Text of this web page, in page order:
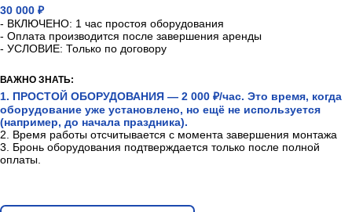
30 000 ₽
- ВКЛЮЧЕНО: 1 час простоя оборудования
- Оплата производится после завершения аренды
- УСЛОВИЕ: Только по договору
ВАЖНО ЗНАТЬ:
1. ПРОСТОЙ ОБОРУДОВАНИЯ — 2 000 ₽/час. Это время, когда
оборудование уже установлено, но ещё не используется
(например, до начала праздника).
2. Время работы отсчитывается с момента завершения монтажа
3. Бронь оборудования подтверждается только после полной
оплаты.